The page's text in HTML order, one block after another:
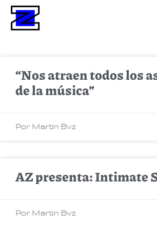
“Nos atraen todos los
de la música”
Por Martin Bvz
AZ presenta: Intimate
Por Martin Bvz